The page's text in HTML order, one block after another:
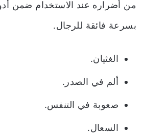
من أضراره عند الاستخدام ضمن
بسرعة فائقة للرجال.
الغثيان.
ألم في الصدر.
صعوبة في التنفس.
السعال.